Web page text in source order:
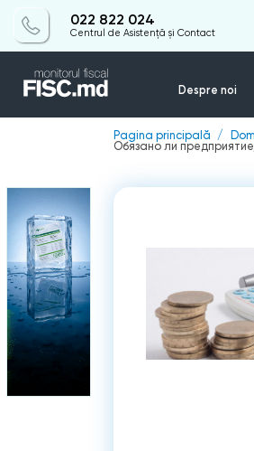
022 822 024
Centrul de Asistență și Contact
Despre noi
Pagina principală
Обязано ли